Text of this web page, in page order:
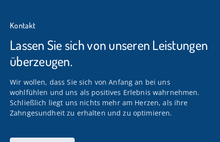
Kontakt
Lassen Sie sich von unseren Leistungen
überzeugen.
Wir wollen, dass Sie sich von Anfang an bei uns
wohlfühlen und uns als positives Erlebnis wahrnehmen.
Schließlich liegt uns nichts mehr am Herzen, als ihre
Zahngesundheit zu erhalten und zu optimieren.